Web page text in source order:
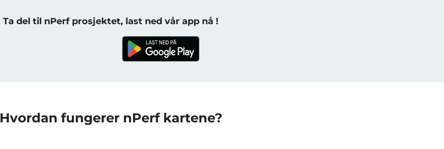
Ta del til nPerf prosjektet, last ned vår app nå !
Hvordan fungerer nPerf kartene?